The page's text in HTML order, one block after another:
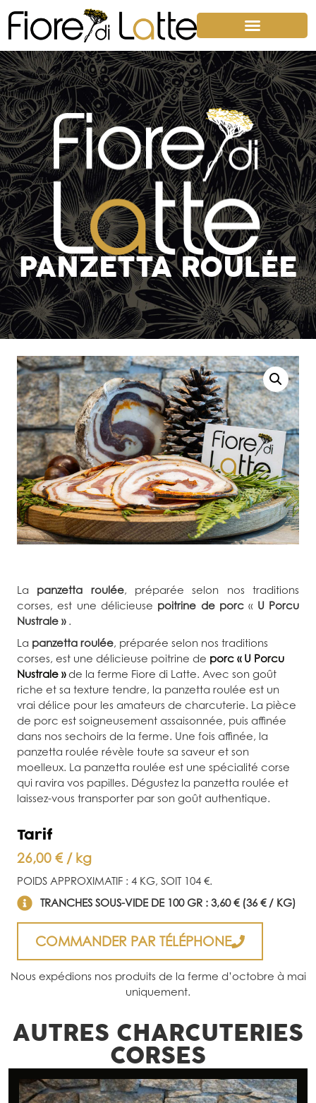
PANZETTA ROULÉE
La panzetta roulée, préparée selon nos traditions
corses, est une délicieuse poitrine de porc « U Porcu
Nustrale ».
La panzetta roulée, préparée selon nos traditions
corses, est une délicieuse poitrine de porc « U Porcu
Nustrale »de la ferme Fiore di Latte. Avec son goût
riche et sa texture tendre, la panzetta roulée est un
vrai délice pour les amateurs de charcuterie. La pièce
de porc est soigneusement assaisonnée, puis affinée
dans nos sechoirs de la ferme. Une fois affinée, la
panzetta roulée révèle toute sa saveur et son
moelleux. La panzetta roulée est une spécialité corse
qui ravira vos papilles. Dégustez la panzetta roulée et
laissez-vous transporter par son goût authentique.
Tarif
26,00 € / kg
POIDS APPROXIMATIF : 4 KG, SOIT 104 €.
TRANCHES SOUS-VIDE DE 100 GR : 3,60 € (36 € / KG)
COMMANDER PAR TÉLÉPHONE
Nous expédions nos produits de la ferme d’octobre à mai
uniquement.
AUTRES CHARCUTERIES
CORSES